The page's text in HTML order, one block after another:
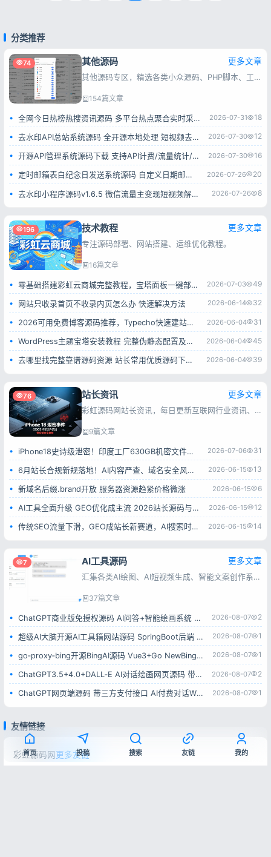
分类推荐
74 其他源码 更多文章
其他源码专区，精选各类小众源码、PHP脚本、工具程序，一键安装，满足站长快速建站与功能扩展需求。
154篇文章
全网今日热榜热搜资讯源码 多平台热点聚合实时采集系统 2026-07-31 18
去水印API总站系统源码 全开源本地处理 短视频去水印接口平台 2026-07-30 12
开源API管理系统源码下载 支持API计费/流量统计/权限管理 一键部署 2026-07-30 16
定时邮箱表白纪念日发送系统源码 自定义日期邮件自动推送网页源码 2026-07-26 20
去水印小程序源码v1.6.5 微信流量主变现短视频解析小程序完整源码 2026-07-26 8
196 技术教程 更多文章
专注源码部署、网站搭建、运维优化教程。
16篇文章
零基础搭建彩虹云商城完整教程，宝塔面板一键部署小白也能学会 2026-07-03 49
网站只收录首页不收录内页怎么办 快速解决方法 2026-06-14 32
2026可用免费博客源码推荐，Typecho快速建站全过程 2026-06-04 31
WordPress主题宝塔安装教程 完整伪静态配置及报错解决方法 2026-06-04 45
去哪里找完整靠谱源码资源 站长常用优质源码下载平台 2026-06-04 39
76 站长资讯 更多文章
彩虹源码网站长资讯，每日更新互联网行业资讯、搜索引擎动态、建站运维及推广技巧，为站长与互联网从业者提供实用参考。
9篇文章
iPhone18史诗级泄密！印度工厂630GB机密文件全流出 2026-07-06 31
6月站长合规新规落地！AI内容严查、域名安全风险全面升级 2026-06-15 13
新域名后缀.brand开放 服务器资源趋紧价格微涨 2026-06-15 6
AI工具全面升级 GEO优化成主流 2026站长源码与工具赛道解析 2026-06-15 12
传统SEO流量下滑，GEO成站长新赛道，AI搜索时代该如何转型 2026-06-15 14
7 AI工具源码 更多文章
汇集各类AI绘图、AI短视频生成、智能文案创作系统源码，涵盖多接口对接、会员付费、流量变现类程序，源码完整可用，上手简单，方便搭建AI智能创作平台。
37篇文章
ChatGPT商业版免授权源码 AI问答+智能绘画系统 集成用户付费充值整套运营源码 2026-08-07 2
超级AI大脑开源AI工具箱网站源码 SpringBoot后端 支持AI聊天AI绘画多模型对接 2026-08-07 1
go‑proxy‑bing开源BingAI源码 Vue3+Go NewBing网页系统无需登录直接对话 2026-08-07 1
ChatGPT3.5+4.0+DALL‑E AI对话绘画网页源码 带卡密充值后台附安装教程 2026-08-07 2
ChatGPT网页端源码 带三方支付接口 AI付费对话WEB系统带后台可二开 2026-08-07 1
友情链接
彩虹源码网 更多友链
首页 投稿 搜索 友链 我的